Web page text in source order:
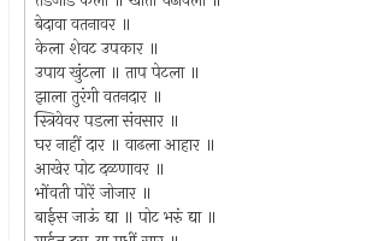
बेदावा वतनावर ॥
केला शेवट उपकार ॥
उपाय खुंटला ॥ ताप पेटला ॥
झाला तुरंगी वतनदार ॥
स्त्रियेवर पडला संवसार ॥
घर नाहीं दार ॥ वाढला आहार ॥
आखेर पोट दळणावर ॥
भोंवती पोरें जोजार ॥
बाईस जाऊं द्या ॥ पोट भरुं द्या ॥